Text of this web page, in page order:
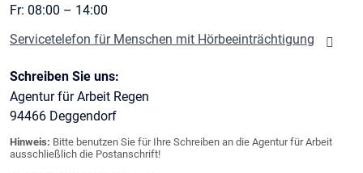
Fr: 08:00 – 14:00
Servicetelefon für Menschen mit Hörbeeinträchtigung
Schreiben Sie uns:
Agentur für Arbeit Regen
94466 Deggendorf
Hinweis: Bitte benutzen Sie für Ihre Schreiben an die Agentur für Arbeit
ausschließlich die Postanschrift!